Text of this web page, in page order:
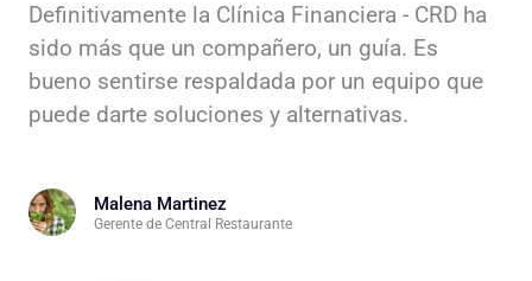
Definitivamente la Clínica Financiera - CRD ha
sido más que un compañero, un guía. Es
bueno sentirse respaldada por un equipo que
puede darte soluciones y alternativas.
Malena Martinez
Gerente de Central Restaurante